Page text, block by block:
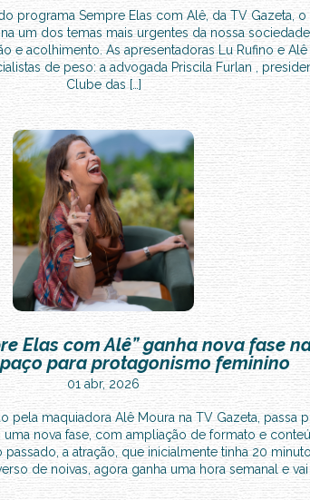
programa Sempre Elas com Alê, da TV Gazeta,
um dos temas mais urgentes da nossa
e acolhimento. As apresentadoras Lu Rufino e Alê
de peso: a advogada Priscila Furlan ,
Clube das […]
Elas com Alê” ganha nova fase
para protagonismo feminino
01 abr, 2026
pela maquiadora Alê Moura na TV Gazeta, passa
nova fase, com ampliação de formato e
a atração, que inicialmente tinha 20
de noivas, agora ganha uma hora semanal e vai